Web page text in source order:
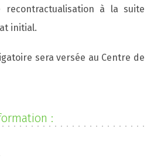
recontractualisation à la suite
initial.
sera versée au Centre de
: